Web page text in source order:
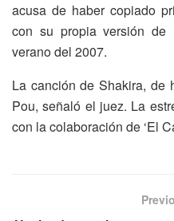
acusa de haber copiado
con su propia versión de
verano del 2007.
La canción de Shakira, de
Pou, señaló el juez. La
con la colaboración de ‘El